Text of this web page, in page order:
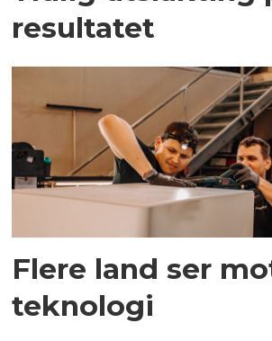
resultatet
Flere land ser
teknologi